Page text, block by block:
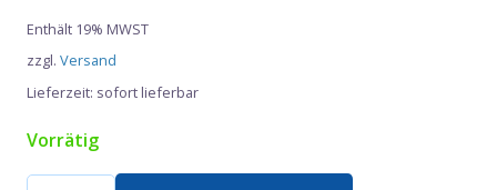
Enthält 19% MWST
zzgl. Versand
Lieferzeit: sofort lieferbar
Vorrätig